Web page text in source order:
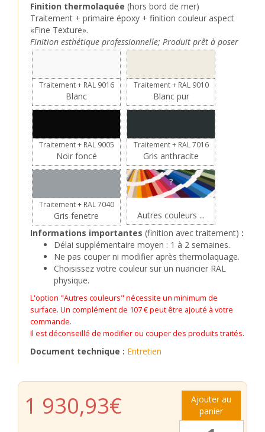
Finition thermolaquée (hors bord de mer)
Traitement + primaire époxy + finition couleur aspect
«Fine Texture».
Finition esthétique professionnelle; Produit prêt à poser
Traitement + RAL 9016
Blanc
Traitement + RAL 9010
Blanc pur
Traitement + RAL 9005
Noir foncé
Traitement + RAL 7016
Gris anthracite
Traitement + RAL 7040
Gris fenetre
?
Autres couleurs ...
Informations importantes (finition avec traitement) :
Délai supplémentaire moyen : 1 à 2 semaines.
Ne pas couper ni modifier après thermolaquage.
Choisissez votre couleur sur un nuancier RAL
physique.
L'option "Autres couleurs" nécessite un minimum de
surface. Un complément de 107 € peut être ajouté à votre
commande.
Il est déconseillé de modifier ou couper des produits traités.
Document technique : Entretien
1 930,93€
Ajouter au
panier